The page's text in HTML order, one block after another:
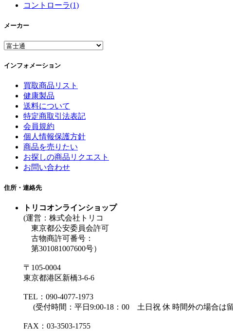
コントローラ(1)
メーカー
インフォメーション
買取商品リスト
健康製品
送料について
特定商取引法表記
会員規約
個人情報保護方針
商品を売りたい
お探しの商品リクエスト
お問い合わせ
住所・連絡先
トリコオンラインショップ
(運営：株式会社トリコ
東京都公安委員会許可
古物商許可番号：
第301081007600号）
〒105-0004
東京都港区新橋3-6-6
TEL：090-4077-1973
(受付時間：平日9:00-18：00 土日祝 休 時間外の場合は
FAX：03-3503-1755